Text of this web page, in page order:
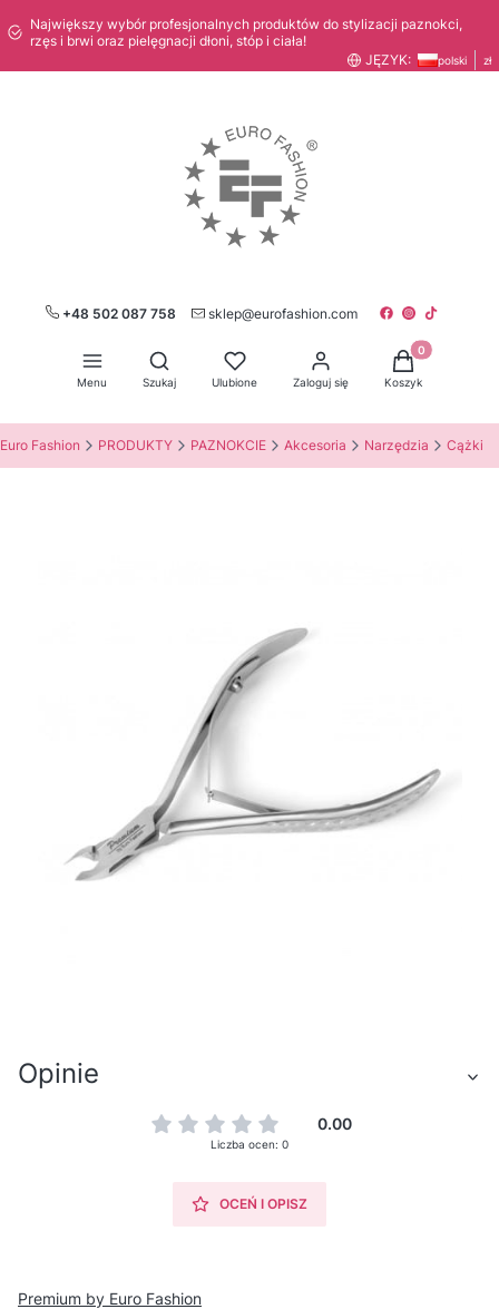
Największy wybór profesjonalnych produktów do stylizacji paznokci,
rzęs i brwi oraz pielęgnacji dłoni, stóp i ciała!
JĘZYK:
polski zł
+48 502 087 758 sklep@eurofashion.com
Menu
Otwórz wyszukiwarkę
Szukaj Ulubione Zaloguj się
Produkty w
Koszyk
Euro Fashion PRODUKTY PAZNOKCIE Akcesoria Narzędzia Cążki
Opinie
0.00
Liczba ocen: 0
OCEŃ I OPISZ
Premium by Euro Fashion